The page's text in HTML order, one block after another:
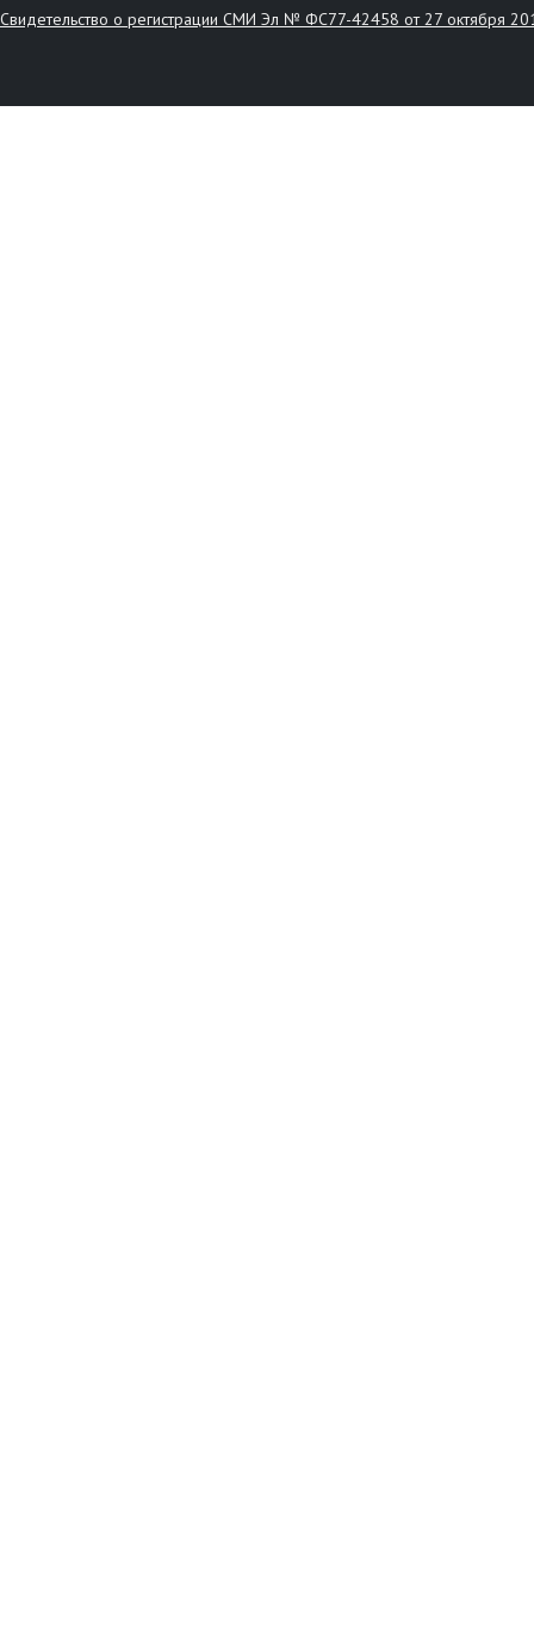
Свидетельство о регистрации СМИ Эл № ФС77-42458 от 27 октября